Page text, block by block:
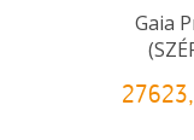
Gaia